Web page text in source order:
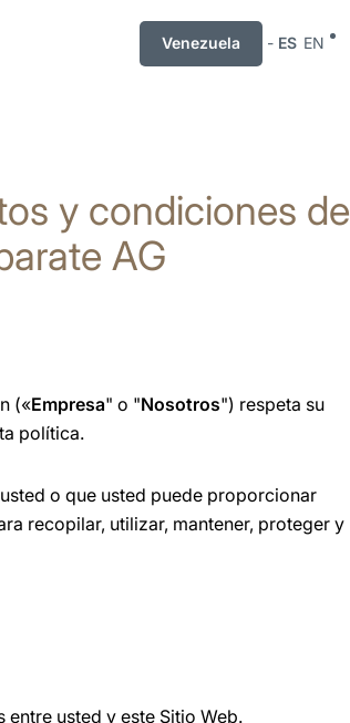
Venezuela - ES EN
y condiciones de
AG
(«Empresa" o "Nosotros") respeta su
política.
o que usted puede proporcionar
recopilar, utilizar, mantener, proteger y
usted y este Sitio Web.